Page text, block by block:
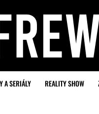
A SERIÁLY REALITY SHOW